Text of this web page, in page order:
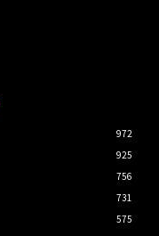
972
925
756
731
575